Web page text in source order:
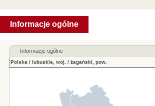
Informacje ogólne
Informacje ogólne
Polska / lubuskie, woj. / żagański, pow.